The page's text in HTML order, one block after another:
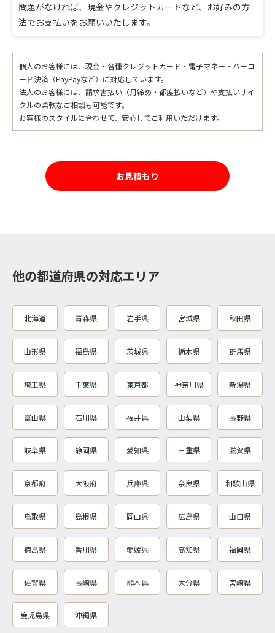
問題がなければ、現金やクレジットカードなど、お好みの方
法でお支払いをお願いいたします。
個人のお客様には、現金・各種クレジットカード・電子マネー・バーコ
ード決済（PayPayなど）に対応しています。
法人のお客様には、請求書払い（月締め・都度払いなど）や支払いサイ
クルの柔軟なご相談も可能です。
お客様のスタイルに合わせて、安心してご利用いただけます。
お見積もり
他の都道府県の対応エリア
北海道 青森県 岩手県 宮城県 秋田県
山形県 福島県 茨城県 栃木県 群馬県
埼玉県 千葉県 東京都 神奈川県 新潟県
富山県 石川県 福井県 山梨県 長野県
岐阜県 静岡県 愛知県 三重県 滋賀県
京都府 大阪府 兵庫県 奈良県 和歌山県
鳥取県 島根県 岡山県 広島県 山口県
徳島県 香川県 愛媛県 高知県 福岡県
佐賀県 長崎県 熊本県 大分県 宮崎県
鹿児島県 沖縄県